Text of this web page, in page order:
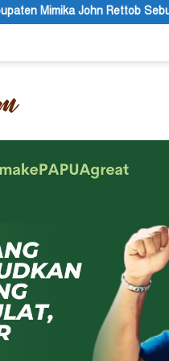
Sebut Seleksi Direksi PT